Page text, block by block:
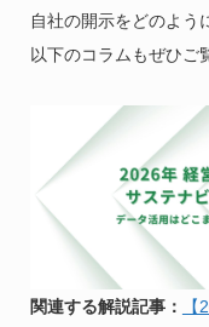
自社の開示をどのよう
以下のコラムもぜひご
関連する解説記事：